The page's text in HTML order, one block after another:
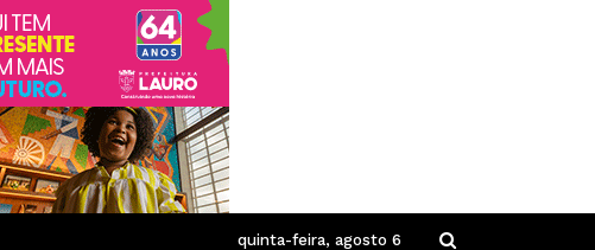
quinta-feira, agosto 6